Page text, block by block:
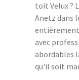
toit Velux ?
Anetz dans
avec
abordables
qu'il soit